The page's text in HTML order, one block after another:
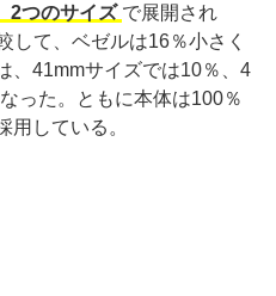
2つのサイズ で展開され
して、ベゼルは16％小さく
、41mmサイズでは10％、4
った。ともに本体は100％
用している。